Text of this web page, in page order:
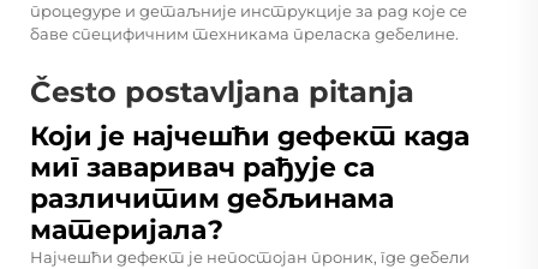
процедуре и детаљније инструкције за рад које се
баве специфичним техникама преласка дебелине.
Često postavljana pitanja
Који је најчешћи дефект када
миг заваривач рађује са
различитим дебљинама
материјала?
Најчешћи дефект је непостојан проник, где дебели